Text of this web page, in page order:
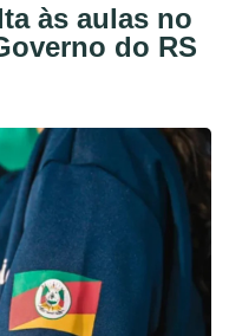
às aulas no
do RS